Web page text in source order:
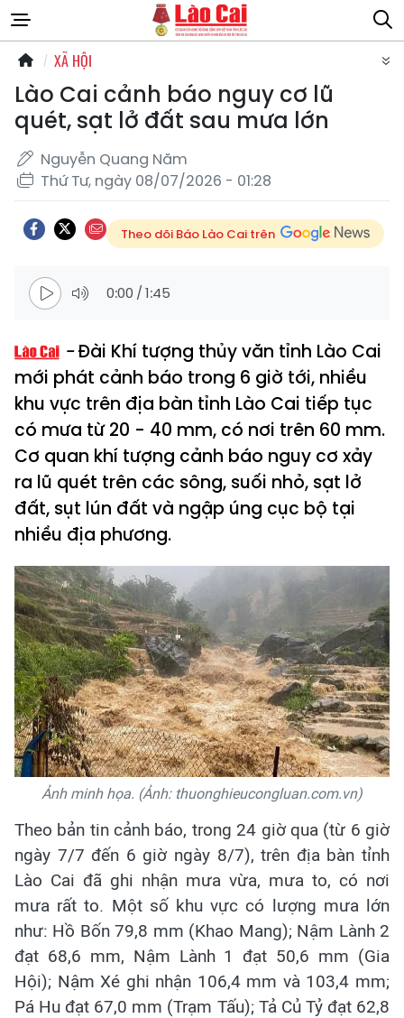
XÃ HỘI
Lào Cai cảnh báo nguy cơ lũ
quét, sạt lở đất sau mưa lớn
Nguyễn Quang Năm
Thứ Tư, ngày 08/07/2026 - 01:28
Theo dõi Báo Lào Cai trên
0:00 /1:45
Đài Khí tượng thủy văn tỉnh Lào Cai
mới phát cảnh báo trong 6 giờ tới, nhiều
khu vực trên địa bàn tỉnh Lào Cai tiếp tục
có mưa từ 20 - 40 mm, có nơi trên 60 mm.
Cơ quan khí tượng cảnh báo nguy cơ xảy
ra lũ quét trên các sông, suối nhỏ, sạt lở
đất, sụt lún đất và ngập úng cục bộ tại
nhiều địa phương.
Ảnh minh họa. (Ảnh: thuonghieucongluan.com.vn)
Theo bản tin cảnh báo, trong 24 giờ qua (từ 6 giờ
ngày 7/7 đến 6 giờ ngày 8/7), trên địa bàn tỉnh
Lào Cai đã ghi nhận mưa vừa, mưa to, có nơi
mưa rất to. Một số khu vực có lượng mưa lớn
như: Hồ Bốn 79,8 mm (Khao Mang); Nậm Lành 2
đạt 68,6 mm, Nậm Lành 1 đạt 50,6 mm (Gia
Hội); Nậm Xé ghi nhận 106,4 mm và 103,4 mm;
Pá Hu đạt 67,0 mm (Trạm Tấu); Tả Củ Tỷ đạt 62,8